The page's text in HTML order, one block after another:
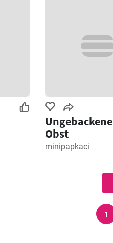
Obst
minipapkaci
1